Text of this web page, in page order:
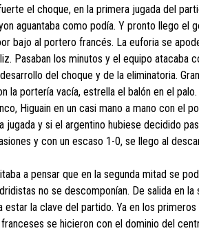
el choque, en la primera jugada del
aguantaba como podía. Y pronto llego el
bajo al portero francés. La euforia se
Pasaban los minutos y el equipo atacaba
del choque y de la eliminatoria.
portería vacía, estrella el balón en el
Higuain en un casi mano a mano con el
jugada y si el argentino hubiese decidido
y con un escaso 1-0, se llego al
a pensar que en la segunda mitad se
no se descomponían. De salida en
la clave del partido. Ya en los
se hicieron con el dominio del